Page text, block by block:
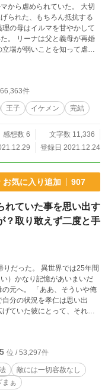
虐められていた。 大切
られた、もちろん抵抗する
再婚
、目の前の階段から転げ落ち
んでいた。 こんな深夜に学
ーナの状況
件
王子 イケメン 完結
感想数 6
文字数 11,336
登録日 2021.12.24
お気に入り追加 907
れていた事を思い出す
？取り敢えず二度と手
界では25年間
）かなり記憶があいまいだ
そういや俺
ていた彼にとって、それは
すると、何故か芋づる式に
して行く物語。
位 / 53,297件
敵には一切容赦なし
まぁ